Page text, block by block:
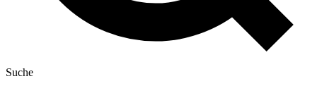
Suche